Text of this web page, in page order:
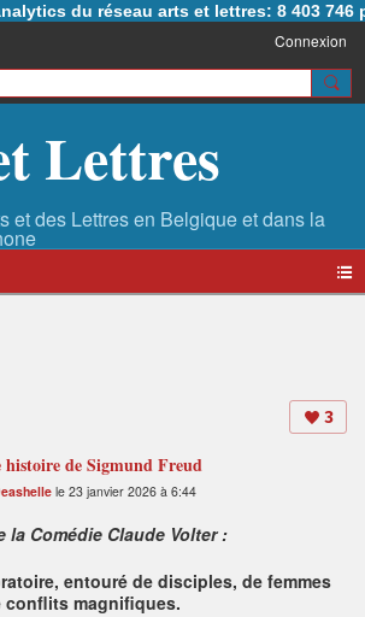
du réseau arts et lettres: 8 403 746
Connexion
Lettres
3
de Sigmund Freud
le 23 janvier 2026 à 6:44
la Comédie Claude Volter :
entouré de disciples, de femmes
conflits magnifiques.